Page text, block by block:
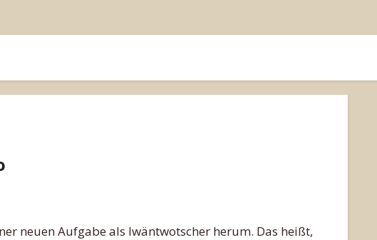
neuen Aufgabe als Iwäntwotscher herum. Das heißt,